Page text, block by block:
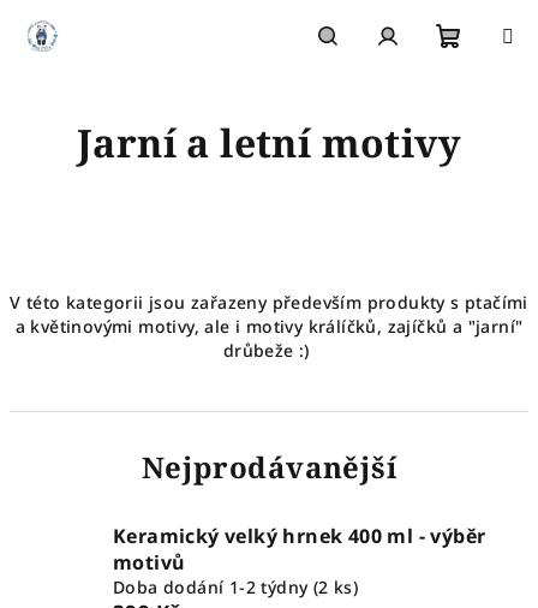
obsah
košík
Jarní a letní motivy
V této kategorii jsou zařazeny především produkty s ptačími
a květinovými motivy, ale i motivy králíčků, zajíčků a "jarní"
drůbeže :)
Nejprodávanější
Keramický velký hrnek 400 ml - výběr
motivů
Doba dodání 1-2 týdny (2 ks)